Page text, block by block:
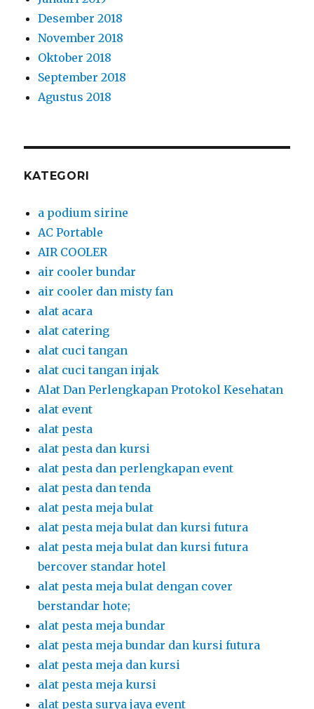
Desember 2018
November 2018
Oktober 2018
September 2018
Agustus 2018
KATEGORI
a podium sirine
AC Portable
AIR COOLER
air cooler bundar
air cooler dan misty fan
alat acara
alat catering
alat cuci tangan
alat cuci tangan injak
Alat Dan Perlengkapan Protokol Kesehatan
alat event
alat pesta
alat pesta dan kursi
alat pesta dan perlengkapan event
alat pesta dan tenda
alat pesta meja bulat
alat pesta meja bulat dan kursi futura
alat pesta meja bulat dan kursi futura
bercover standar hotel
alat pesta meja bulat dengan cover
berstandar hote;
alat pesta meja bundar
alat pesta meja bundar dan kursi futura
alat pesta meja dan kursi
alat pesta meja kursi
alat pesta surya jaya event